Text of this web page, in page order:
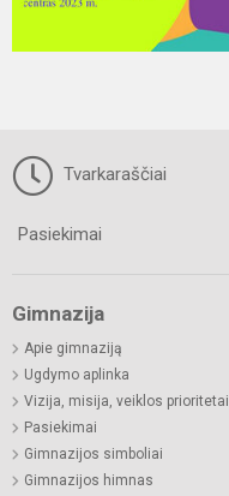
Tvarkaraščiai
Pasiekimai
Gimnazija
Apie gimnaziją
Ugdymo aplinka
Vizija, misija, veiklos prioritetai
Pasiekimai
Gimnazijos simboliai
Gimnazijos himnas